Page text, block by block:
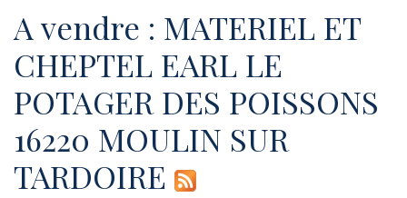
A vendre : MATERIEL ET
CHEPTEL EARL LE
POTAGER DES POISSONS
16220 MOULIN SUR
TARDOIRE